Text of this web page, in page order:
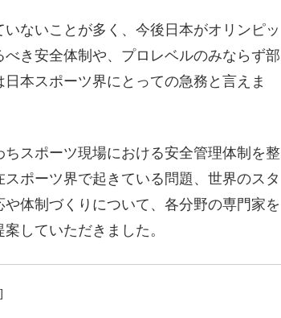
ないことが多く、今後日本がオリンピッ
き安全体制や、プロレベルのみならず部
本スポーツ界にとっての急務と言えま
スポーツ現場における安全管理体制を整
ポーツ界で起きている問題、世界のスタ
体制づくりについて、各分野の専門家を
していただきました。